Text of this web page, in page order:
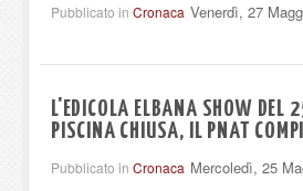
Pubblicato in Cronaca Venerdì, 27
L'EDICOLA ELBANA SHOW DEL
PISCINA CHIUSA, IL PNAT
Pubblicato in Cronaca Mercoledì, 25